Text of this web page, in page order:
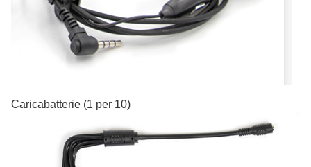
Caricabatterie (1 per 10)